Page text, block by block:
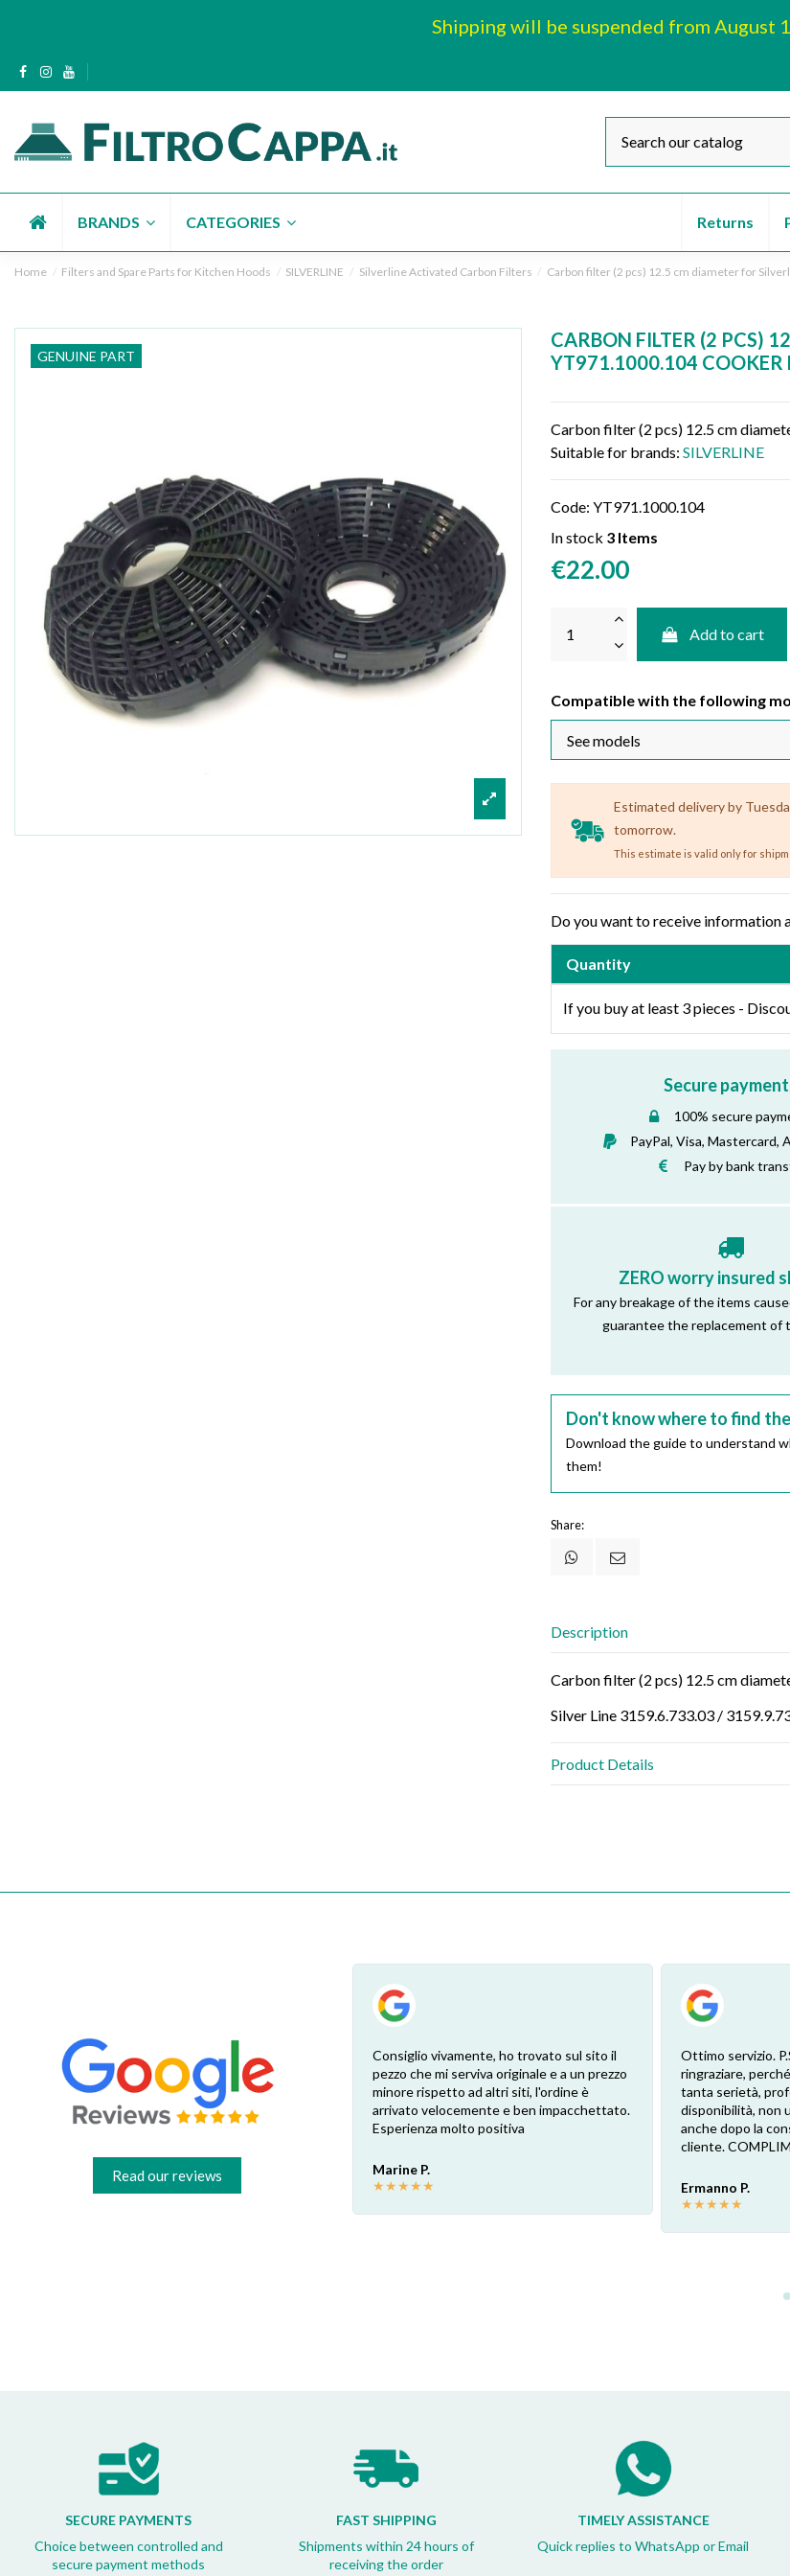
Shipping will be suspended from August
BRANDS CATEGORIES Returns
Home Filters and Spare Parts for Kitchen Hoods SILVERLINE Silverline Activated Carbon Filters Carbon filter (2 pcs) 12.5 cm diameter for
GENUINE PART
CARBON FILTER (2 PCS)
YT971.1000.104 COOKER
Carbon filter (2 pcs) 12.5 cm
Suitable for brands: SILVERLINE
Code: YT971.1000.104
In stock 3 Items
€22.00
Add to cart
Compatible with the following
Estimated delivery by
tomorrow.
This estimate is valid only for
Do you want to receive information
Quantity
If you buy at least 3 pieces -
Secure
100% secure
PayPal, Visa, Mastercard,
Pay by bank
ZERO worry insured
For any breakage of the items
guarantee the replacement of
Don't know where to find
Download the guide to understand
them!
Share:
Description
Carbon filter (2 pcs) 12.5 cm
Silver Line 3159.6.733.03 /
Product Details
Read our reviews
Esperienza eccellente. Bisogna inviare la
foto dell’etichetta del prodotto e così i
pezzi di ricambio esatti vengono verificati
dal venditore. Risposta attenta e rapida.
Risparmio garantito rispetto ai rivenditori
Consiglio vivamente, ho trovato sul sito il
pezzo che mi serviva originale e a un prezzo
minore rispetto ad altri siti, l'ordine è
arrivato velocemente e ben impacchettato.
Esperienza molto positiva
Marine P.
★★★★★
Ottimo servizio.
ringraziare,
tanta serietà,
disponibilità, non
anche dopo la
cliente.
Ermanno P.
★★★★★
SECURE PAYMENTS
Choice between controlled and
secure payment methods
FAST SHIPPING
Shipments within 24 hours of
receiving the order
TIMELY ASSISTANCE
Quick replies to WhatsApp or Email